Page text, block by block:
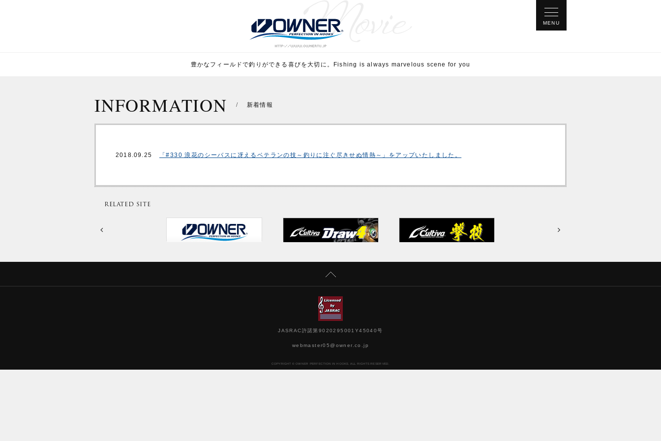
豊かなフィールドで釣りができる喜びを大切に。Fishing is always marvelous scene for you
INFORMATION / 新着情報
2018.09.25 「#330 浪花のシーバスに冴えるベテランの技～釣りに注ぐ尽きせぬ情熱～」をアップいたしました。
RELATED SITE
JASRAC許諾第9020295001Y45040号
webmaster05@owner.co.jp
COPYRIGHT © OWNER PERFECTION IN HOOKS. ALL RIGHTS RESERVED.